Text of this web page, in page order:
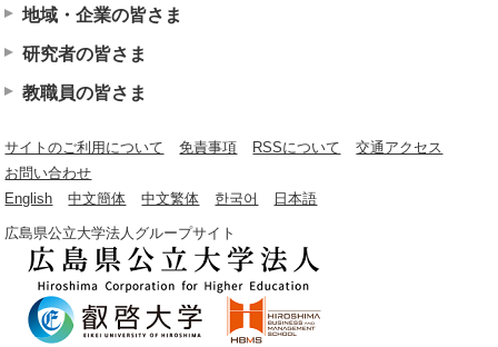
地域・企業の皆さま
研究者の皆さま
教職員の皆さま
サイトのご利用について 免責事項 RSSについて
交通アクセス
お問い合わせ
English
中文簡体 中文繁体 한국어 日本語
広島県公立大学法人グループサイト